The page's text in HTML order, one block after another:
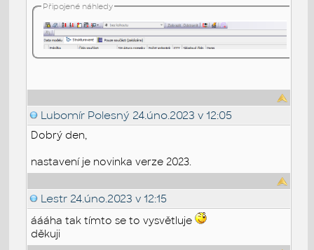
Připojené náhledy
Lubomír Polesný 24.úno.2023 v 12:05
Dobrý den,
nastavení je novinka verze 2023.
Lestr 24.úno.2023 v 12:15
áááha tak tímto se to vysvětluje
děkuji